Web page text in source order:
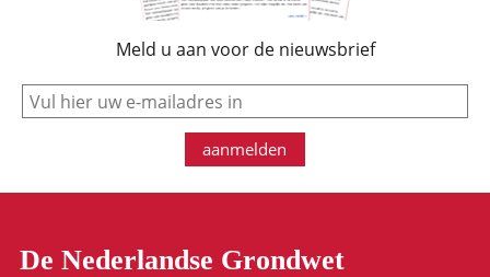
Meld u aan voor de nieuwsbrief
e-mail
aanmelden
De Nederlandse Grondwet